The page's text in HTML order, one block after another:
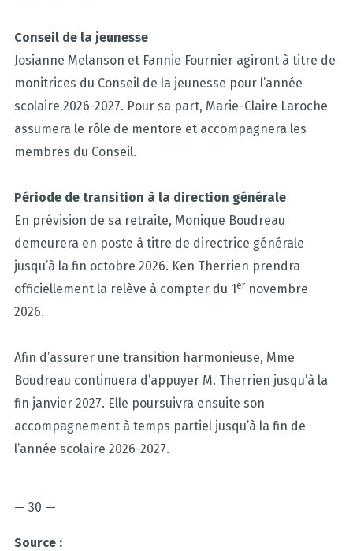
Conseil de la jeunesse
Josianne Melanson et Fannie Fournier agiront à titre de
monitrices du Conseil de la jeunesse pour l’année
scolaire 2026-2027. Pour sa part, Marie-Claire Laroche
assumera le rôle de mentore et accompagnera les
membres du Conseil.
Période de transition à la direction générale
En prévision de sa retraite, Monique Boudreau
demeurera en poste à titre de directrice générale
jusqu’à la fin octobre 2026. Ken Therrien prendra
officiellement la relève à compter du 1ernovembre
2026.
Afin d’assurer une transition harmonieuse, Mme
Boudreau continuera d’appuyer M. Therrien jusqu’à la
fin janvier 2027. Elle poursuivra ensuite son
accompagnement à temps partiel jusqu’à la fin de
l’année scolaire 2026-2027.
— 30 —
Source :